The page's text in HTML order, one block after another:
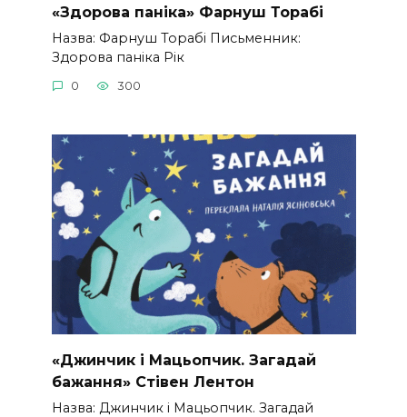
«Здорова паніка» Фарнуш Торабі
Назва: Фарнуш Торабі Письменник:
Здорова паніка Рік
0 300
«Джинчик і Мацьопчик. Загадай
бажання» Стівен Лентон
Назва: Джинчик і Мацьопчик. Загадай